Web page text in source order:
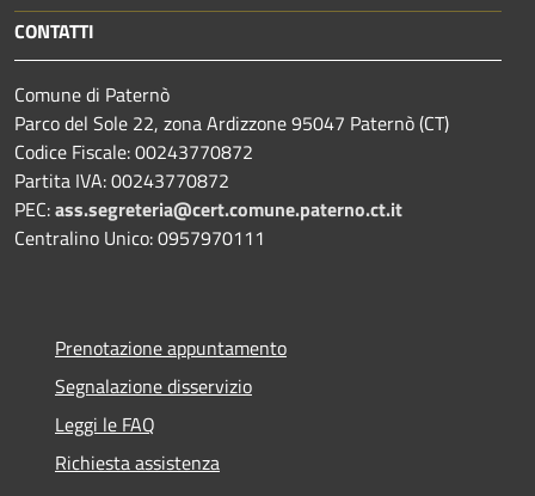
CONTATTI
Comune di Paternò
Parco del Sole 22, zona Ardizzone 95047 Paternò (CT)
Codice Fiscale: 00243770872
Partita IVA: 00243770872
PEC:ass.segreteria@cert.comune.paterno.ct.it
Centralino Unico: 0957970111
Prenotazione appuntamento
Segnalazione disservizio
Leggi le FAQ
Richiesta assistenza